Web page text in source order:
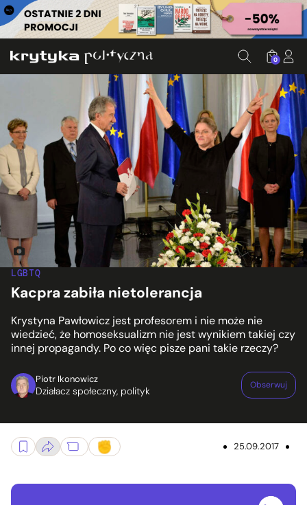
0
LGBTQ
Kacpra zabiła nietolerancja
Krystyna Pawłowicz jest profesorem i nie może nie
wiedzieć, że homoseksualizm nie jest wynikiem takiej czy
innej propagandy. Po co więc pisze pani takie rzeczy?
Piotr Ikonowicz
Działacz społeczny, polityk Obserwuj
By Adrian Grycuk (Own work) [CC BY-SA 3.0 pl (https://
25.09.2017